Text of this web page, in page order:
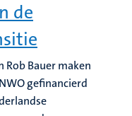
de
Rob Bauer maken
gefinancierd